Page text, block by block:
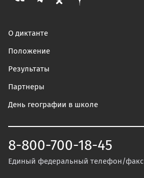
О диктанте
Положение
Результаты
Партнеры
День географии в школе
8-800-700-18-45
Единый федеральный телефон/факс